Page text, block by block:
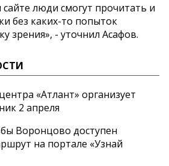
люди смогут прочитать и
без каких-то попыток
зрения», - уточнил Асафов.
«Атлант» организует
2 апреля
Воронцово доступен
на портале «Узнай